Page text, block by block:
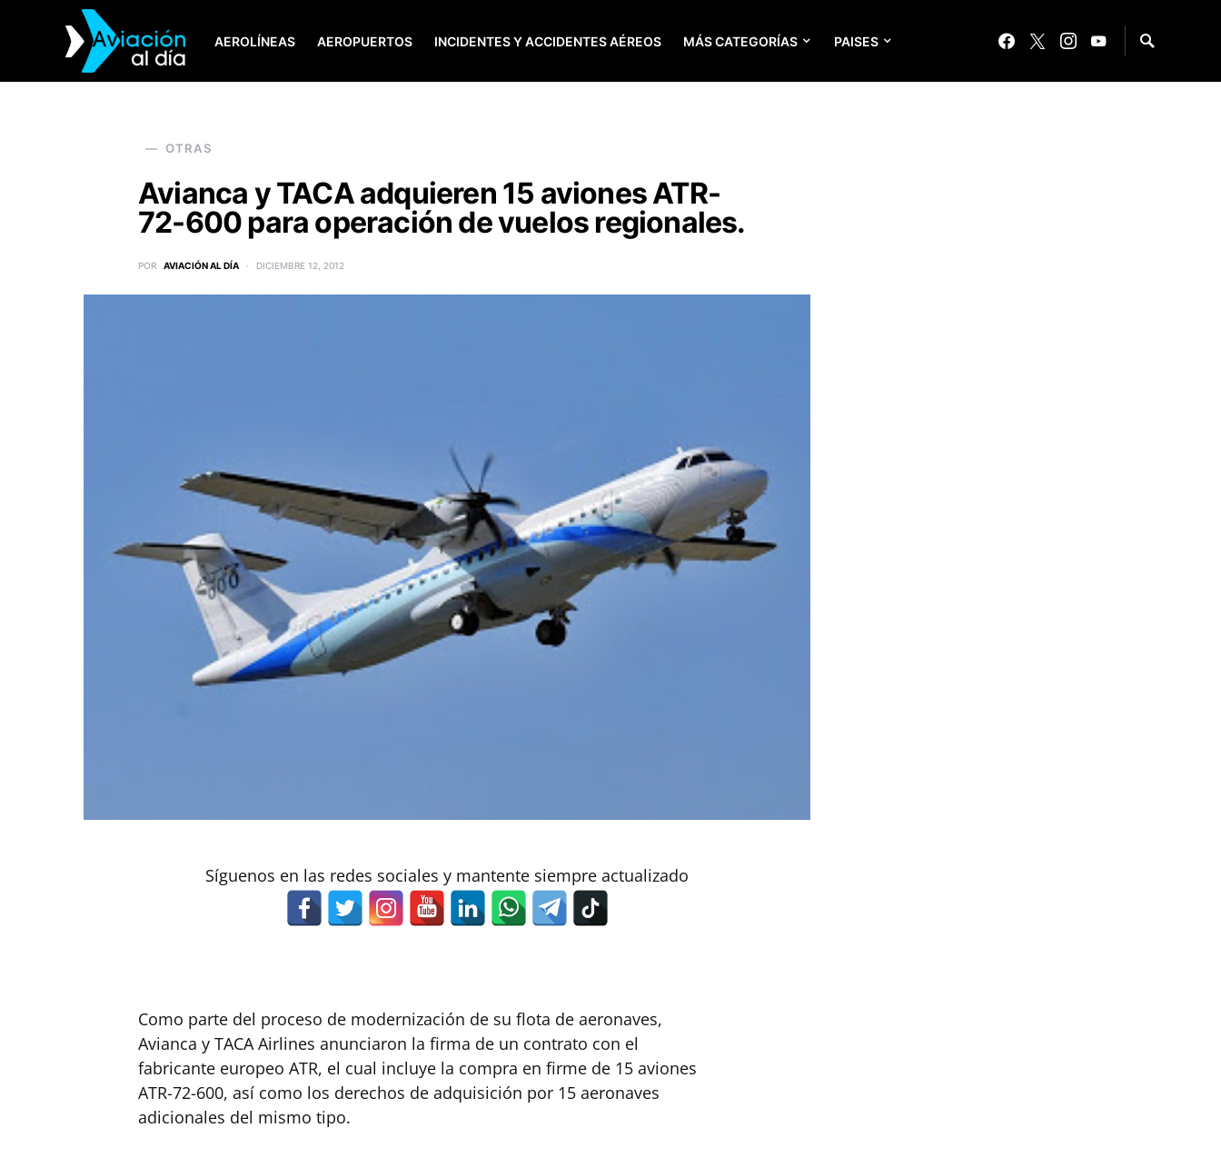
AEROLÍNEAS AEROPUERTOS INCIDENTES Y ACCIDENTES AÉREOS MÁS CATEGORÍAS PAISES
SEARCH FOR:
OTRAS
Avianca y TACA adquieren 15 aviones ATR-
72-600 para operación de vuelos regionales.
POR AVIACIÓN AL DÍA DICIEMBRE 12, 2012
Síguenos en las redes sociales y mantente siempre actualizado
Como parte del proceso de modernización de su flota de aeronaves,
Avianca y TACA Airlines anunciaron la firma de un contrato con el
fabricante europeo ATR, el cual incluye la compra en firme de 15 aviones
ATR-72-600, así como los derechos de adquisición por 15 aeronaves
adicionales del mismo tipo.